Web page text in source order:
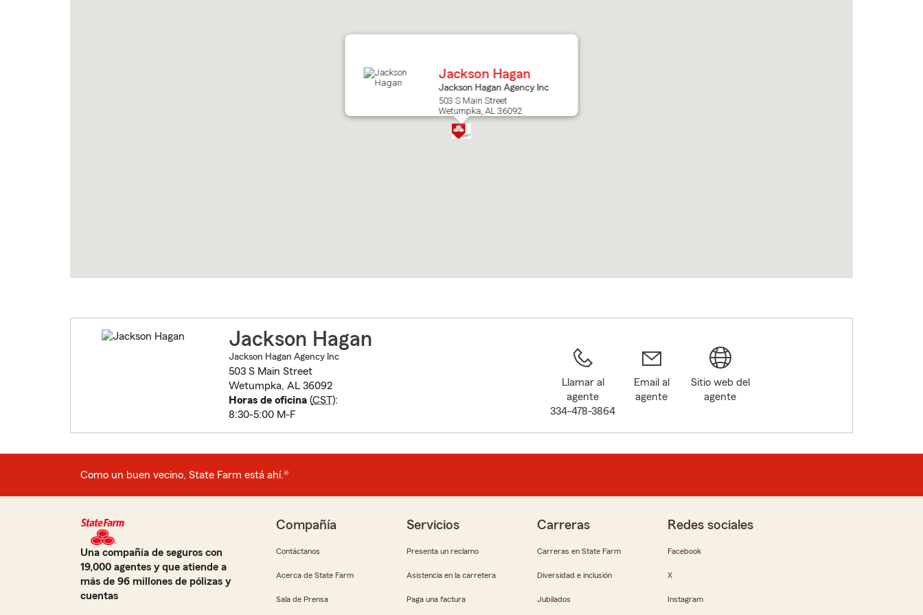
Jackson Hagan
Jackson Hagan Agency Inc
503 S Main Street
Wetumpka, AL 36092
Jackson Hagan
Jackson Hagan Agency Inc
503 S Main Street
Wetumpka, AL 36092
Horas de oficina(CST):
8:30-5:00 M-F
Llamar al
agente
334-478-3864
Email al
agente
Sitio web del
agente
Como un buen vecino, State Farm está ahí.®
Una compañía de seguros con
19,000 agentes y que atiende a
más de 96 millones de pólizas y
cuentas
Compañía
Contáctanos
Acerca de State Farm
Sala de Prensa
Servicios
Presenta un reclamo
Asistencia en la carretera
Paga una factura
Carreras
Carreras en State Farm
Diversidad e inclusión
Jubilados
Redes sociales
Facebook
X
Instagram